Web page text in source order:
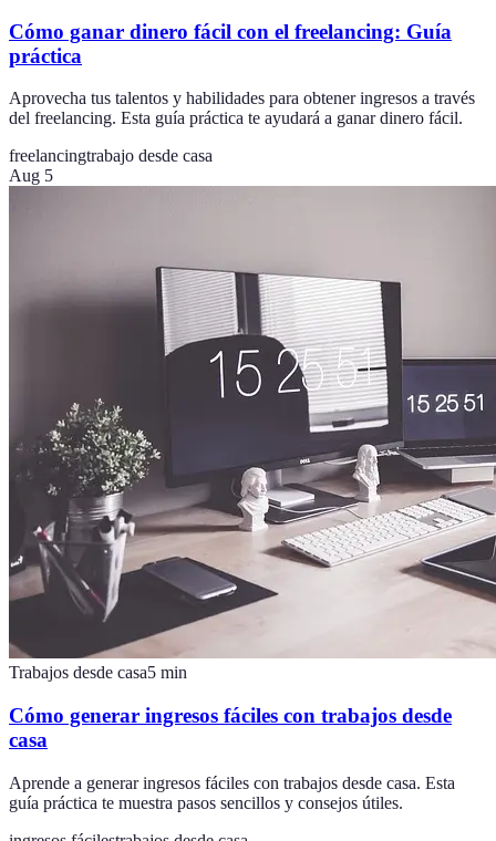
Cómo ganar dinero fácil con el freelancing: Guía
práctica
Aprovecha tus talentos y habilidades para obtener ingresos a través
del freelancing. Esta guía práctica te ayudará a ganar dinero fácil.
freelancingtrabajo desde casa
Aug 5
Trabajos desde casa5 min
Cómo generar ingresos fáciles con trabajos desde
casa
Aprende a generar ingresos fáciles con trabajos desde casa. Esta
guía práctica te muestra pasos sencillos y consejos útiles.